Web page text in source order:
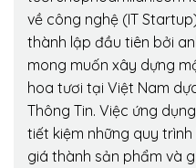
về công nghệ (IT
thành lập đầu tiên bởi
mong muốn xây dựng
hoa tươi tại Việt Nam
Thông Tin. Việc ứng
tiết kiệm những quy
giá thành sản phẩm và